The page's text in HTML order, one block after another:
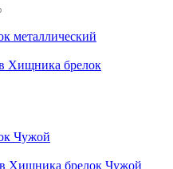
Хищника брелок
Хищника брелок Чужой